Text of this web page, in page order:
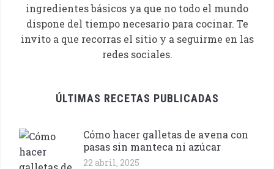
ingredientes básicos ya que no todo el mundo
dispone del tiempo necesario para cocinar. Te
invito a que recorras el sitio y a seguirme en las
redes sociales.
ÚLTIMAS RECETAS PUBLICADAS
Cómo hacer galletas de avena con
pasas sin manteca ni azúcar
22 abril, 2025